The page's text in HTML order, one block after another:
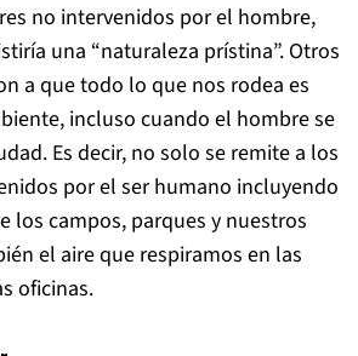
no intervenidos por el hombre,
una “naturaleza prístina”. Otros
a que todo lo que nos rodea es
incluso cuando el hombre se
Es decir, no solo se remite a los
por el ser humano incluyendo
los campos, parques y nuestros
el aire que respiramos en las
oficinas.